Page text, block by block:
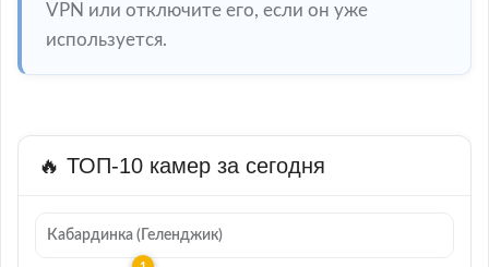
VPN или отключите его, если он уже
используется.
🔥 ТОП-10 камер за сегодня
Кабардинка (Геленджик)